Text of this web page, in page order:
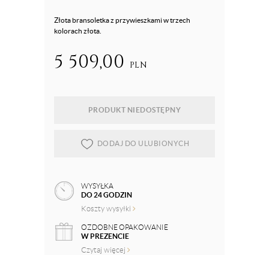
Złota bransoletka z przywieszkami w trzech
kolorach złota.
5 509,00 PLN
PRODUKT NIEDOSTĘPNY
DODAJ DO ULUBIONYCH
WYSYŁKA
DO 24 GODZIN
Koszty wysyłki
OZDOBNE OPAKOWANIE
W PREZENCIE
Czytaj więcej